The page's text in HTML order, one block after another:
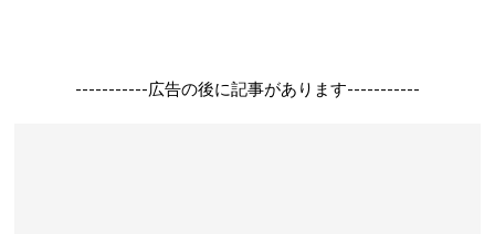
-----------広告の後に記事があります-----------